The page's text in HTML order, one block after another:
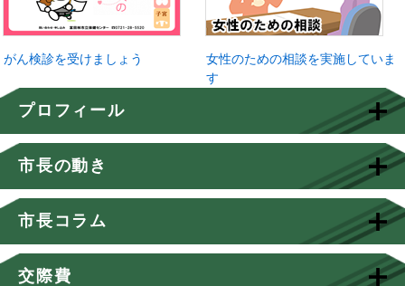
プロフィール
市長の動き
市長コラム
交際費
がん検診を受けましょう
女性のための相談を実施していま
す